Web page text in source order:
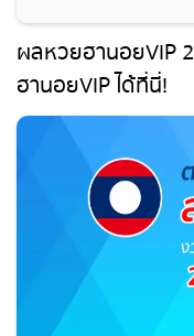
ผลหวยฮานอยVIP
ฮานอยVIP ได้ที่นี่!